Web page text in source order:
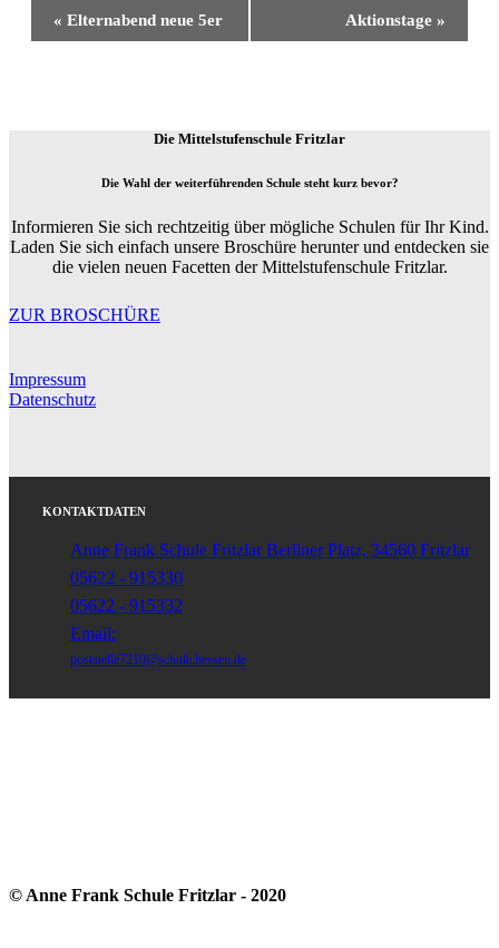
Event
« Elternabend neue 5er Aktionstage »
Die Mittelstufenschule Fritzlar
Die Wahl der weiterführenden Schule steht kurz bevor?
Informieren Sie sich rechtzeitig über mögliche Schulen für Ihr Kind.
Laden Sie sich einfach unsere Broschüre herunter und entdecken sie
die vielen neuen Facetten der Mittelstufenschule Fritzlar.
ZUR BROSCHÜRE
Impressum
Datenschutz
KONTAKTDATEN
Anne Frank Schule Fritzlar Berliner Platz, 34560 Fritzlar
05622 - 915330
05622 - 915332
Email:
poststelle7210@schule.hessen.de
© Anne Frank Schule Fritzlar - 2020